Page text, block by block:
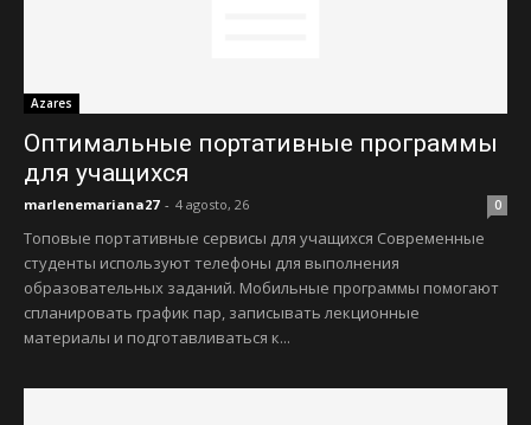
Azares
Оптимальные портативные программы
для учащихся
marlenemariana27 - 4 agosto, 26 0
Топовые портативные сервисы для учащихся Современные
студенты используют телефоны для выполнения
образовательных заданий. Мобильные программы помогают
спланировать график пар, записывать лекционные
материалы и подготавливаться к...